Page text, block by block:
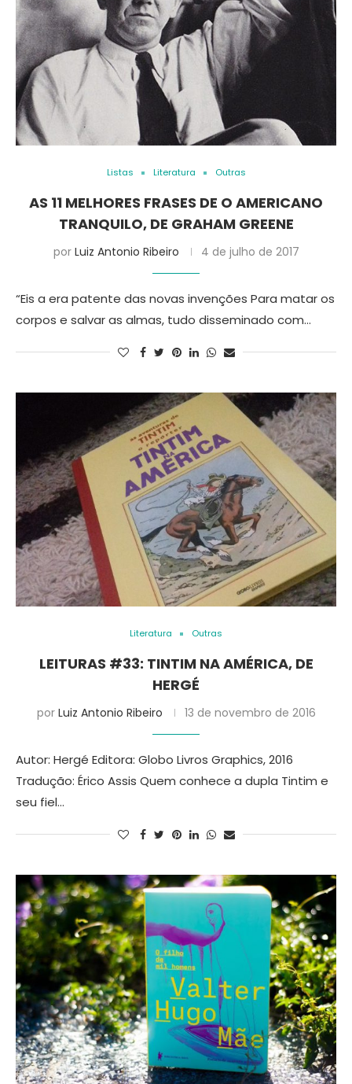
Listas Literatura Outras
AS 11 MELHORES FRASES DE O AMERICANO
TRANQUILO, DE GRAHAM GREENE
por Luiz Antonio Ribeiro 4 de julho de 2017
“Eis a era patente das novas invenções Para matar os
corpos e salvar as almas, tudo disseminado com…
Literatura Outras
LEITURAS #33: TINTIM NA AMÉRICA, DE
HERGÉ
por Luiz Antonio Ribeiro 13 de novembro de 2016
Autor: Hergé Editora: Globo Livros Graphics, 2016
Tradução: Érico Assis Quem conhece a dupla Tintim e
seu fiel…